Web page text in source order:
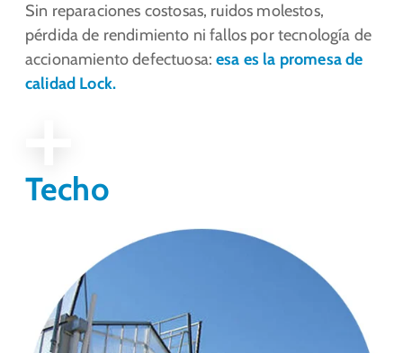
Sin reparaciones costosas, ruidos molestos,
pérdida de rendimiento ni fallos por tecnología de
accionamiento defectuosa:esa es la promesa de
calidad Lock.
Techo